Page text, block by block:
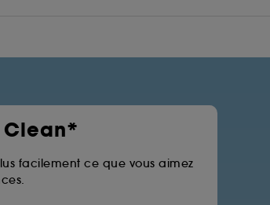
Clean*
facilement ce que vous aimez